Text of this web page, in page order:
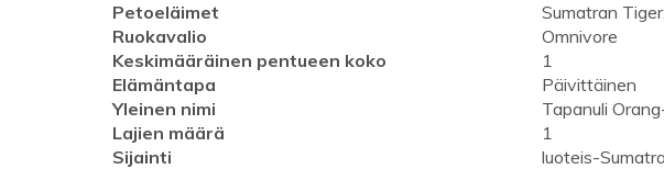
Petoeläimet
Sumatran
Ruokavalio
Omnivore
Keskimääräinen pentueen koko
1
Elämäntapa
Päivittäinen
Yleinen nimi
Tapanuli
Lajien määrä
1
Sijainti
luoteis-Sumatra